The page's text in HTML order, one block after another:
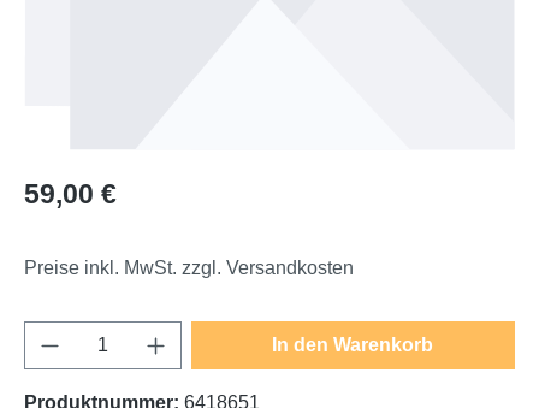
Regulärer Preis:
59,00 €
Preise inkl. MwSt. zzgl. Versandkosten
Produkt Anzahl: Gib den gewünschten
In den Warenkorb
Produktnummer: 6418651